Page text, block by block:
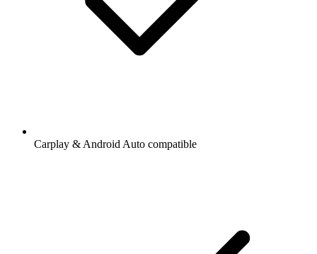
Carplay & Android Auto compatible